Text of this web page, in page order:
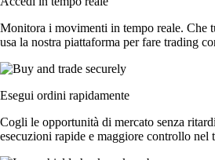
Monitora i movimenti in tempo reale. Che
usa la nostra piattaforma per fare trading
Esegui ordini rapidamente
Cogli le opportunità di mercato senza
esecuzioni rapide e maggiore controllo